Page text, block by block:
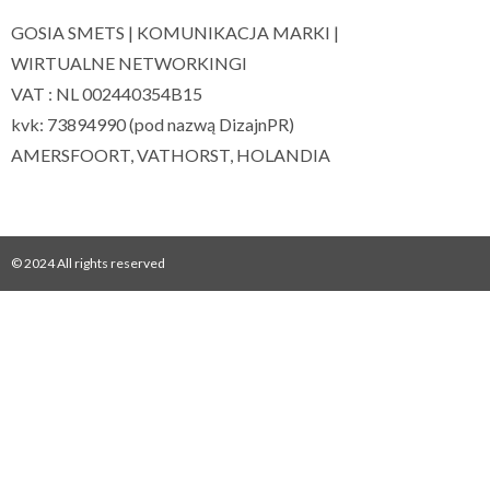
GOSIA SMETS | KOMUNIKACJA MARKI |
WIRTUALNE NETWORKINGI
VAT : NL 002440354B15
kvk: 73894990 (pod nazwą DizajnPR)
AMERSFOORT, VATHORST, HOLANDIA
© 2024 All rights reserved​